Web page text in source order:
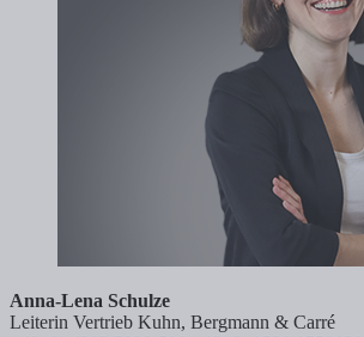
Anna-Lena Schulze
Leiterin Vertrieb Kuhn, Bergmann & Carré